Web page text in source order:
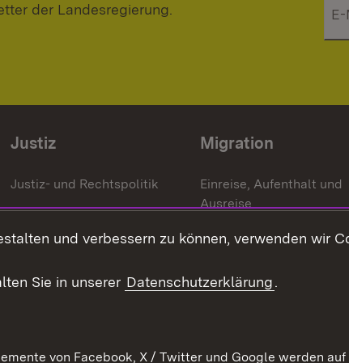
der Landesregierung.
Justiz
Justiz- und Rechtspolitik
Gerichte und
Staatsanwaltschaften
Migration
Einreise, Aufenthalt und
Ausreise
Asylbewerber und
Erlasse und
und verbessern zu können, verwenden wir
Sie in unserer Datenschutzerklärung.
von Facebook, X / Twitter und Google werden